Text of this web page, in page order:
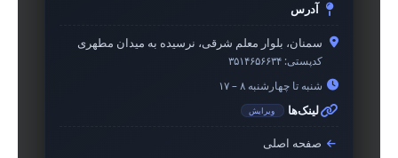
آدرس
سمنان، بلوار معلم شرقی، نرسیده به میدان مطهری
کدپستی: ۳۵۱۴۶۵۶۶۳۴
شنبه تا چهارشنبه ۸ – ۱۷
لینک‌ها ویرایش
صفحه اصلی